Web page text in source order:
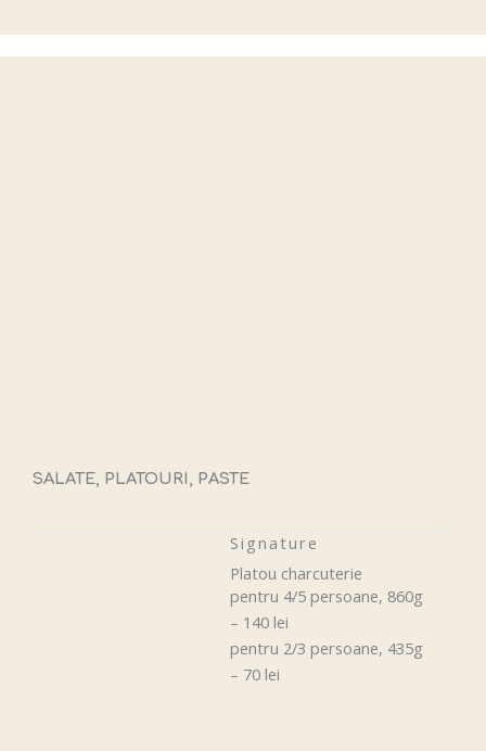
SALATE, PLATOURI, PASTE
Signature
Platou charcuterie
pentru 4/5 persoane, 860g
– 140 lei
pentru 2/3 persoane, 435g
– 70 lei